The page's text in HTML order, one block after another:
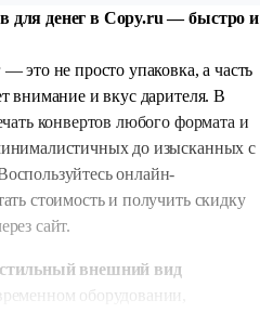
для денег в Copy.ru — быстро и
это не просто упаковка, а часть
внимание и вкус дарителя. В
конвертов любого формата и
до изысканных с
онлайн-
стоимость и получить скидку
сайт.
стильный внешний вид
оборудовании,